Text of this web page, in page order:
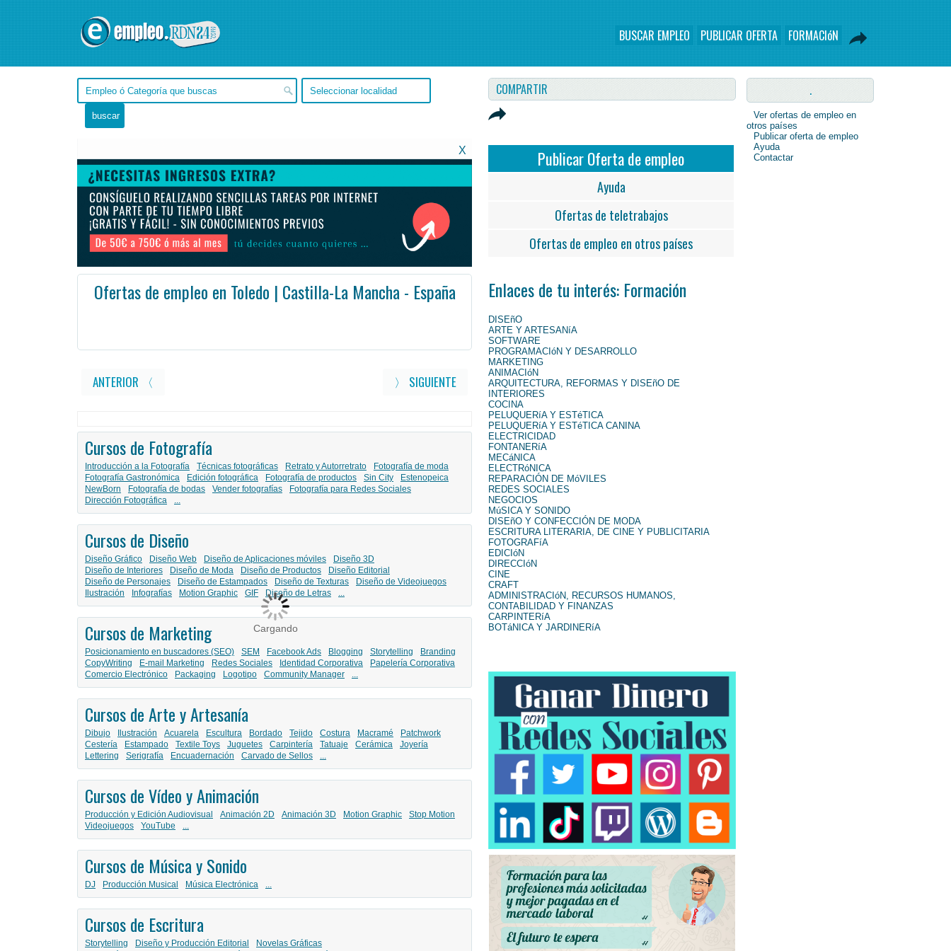
BUSCAR EMPLEO PUBLICAR OFERTA FORMACIóN
X
Ofertas de empleo en Toledo | Castilla-La Mancha - España
Cargando
ANTERIOR 〈 〉 SIGUIENTE
Cursos de Fotografía
Introducción a la Fotografía Técnicas fotográficas Retrato y Autorretrato
Fotografía de moda
Fotografía Gastronómica
Edición fotográfica Fotografía de productos Sin City
Estenopeica
NewBorn
Fotografía de bodas Vender fotografías
Fotografía para Redes Sociales
Dirección Fotográfica
Cursos de Diseño
Diseño Gráfico Diseño Web Diseño de Aplicaciones móviles
Diseño 3D
Diseño de Interiores
Diseño de Moda Diseño de Productos
Diseño Editorial
Diseño de Personajes
Diseño de Estampados Diseño de Texturas
Diseño de Videojuegos
Ilustración
Infografías Motion Graphic GIF Diseño de Letras
Cursos de Marketing
Posicionamiento en buscadores (SEO) SEM Facebook Ads Blogging Storytelling
Branding
CopyWriting
E-mail Marketing Redes Sociales Identidad Corporativa
Papelería Corporativa
Comercio Electrónico
Packaging Logotipo Community Manager
Cursos de Arte y Artesanía
Dibujo Ilustración Acuarela Escultura Bordado Tejido Costura Macramé
Patchwork
Cestería
Estampado Textile Toys Juguetes Carpintería Tatuaje Cerámica
Joyería
Lettering
Serigrafía Encuadernación Carvado de Sellos
Cursos de Vídeo y Animación
Producción y Edición Audiovisual Animación 2D Animación 3D Motion Graphic
Stop Motion
Videojuegos
YouTube
Cursos de Música y Sonido
DJ Producción Musical Música Electrónica
Cursos de Escritura
Storytelling Diseño y Producción Editorial
Novelas Gráficas
COMPARTIR
Publicar Oferta de empleo
Ayuda
Ofertas de teletrabajos
Ofertas de empleo en otros países
Enlaces de tu interés: Formación
DISEñO
ARTE Y ARTESANíA
SOFTWARE
PROGRAMACIóN Y DESARROLLO
MARKETING
ANIMACIóN
ARQUITECTURA, REFORMAS Y DISEñO DE
INTERIORES
COCINA
PELUQUERíA Y ESTéTICA
PELUQUERíA Y ESTéTICA CANINA
ELECTRICIDAD
FONTANERíA
MECáNICA
ELECTRóNICA
REPARACIÓN DE MóVILES
REDES SOCIALES
NEGOCIOS
MúSICA Y SONIDO
DISEñO Y CONFECCIÓN DE MODA
ESCRITURA LITERARIA, DE CINE Y PUBLICITARIA
FOTOGRAFíA
EDICIóN
DIRECCIóN
CINE
CRAFT
ADMINISTRACIóN, RECURSOS HUMANOS,
CONTABILIDAD Y FINANZAS
CARPINTERíA
BOTáNICA Y JARDINERíA
.
Ver ofertas de empleo en
otros países
Publicar oferta de empleo
Ayuda
Contactar